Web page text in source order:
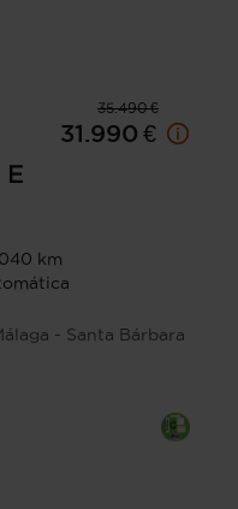
35.490 €
31.990 €
E
km
- Santa Bárbara